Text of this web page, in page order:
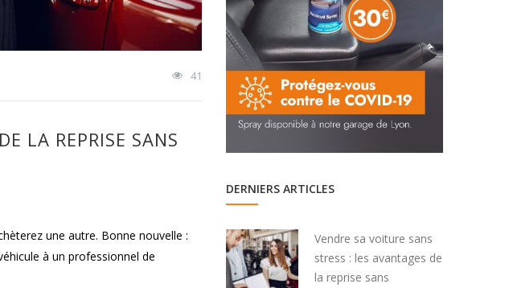
41
LA REPRISE SANS
une autre. Bonne nouvelle :
à un professionnel de
DERNIERS ARTICLES
Vendre sa voiture sans
stress : les avantages de
la reprise sans